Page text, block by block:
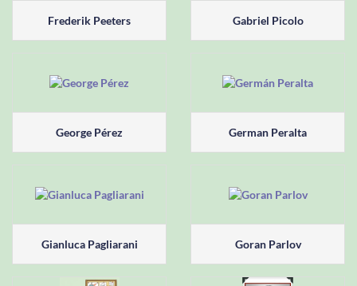
Frederik Peeters Gabriel Picolo
George Pérez German Peralta
Gianluca Pagliarani Goran Parlov